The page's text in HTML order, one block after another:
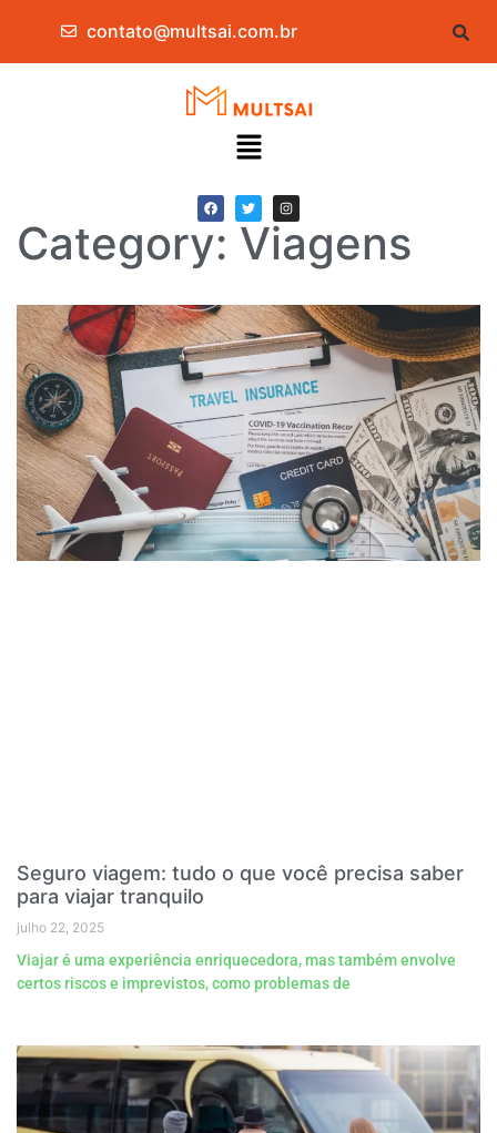
contato@multsai.com.br
Category: Viagens
Seguro viagem: tudo o que você precisa saber
para viajar tranquilo
julho 22, 2025
Viajar é uma experiência enriquecedora, mas também envolve
certos riscos e imprevistos, como problemas de